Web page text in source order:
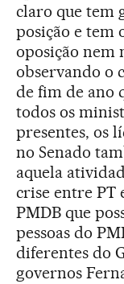
claro que tem
posição e tem
oposição nem
observando o
de fim de ano
todos os
presentes, os
no Senado
aquela
crise entre PT
PMDB que
pessoas do
diferentes do
governos